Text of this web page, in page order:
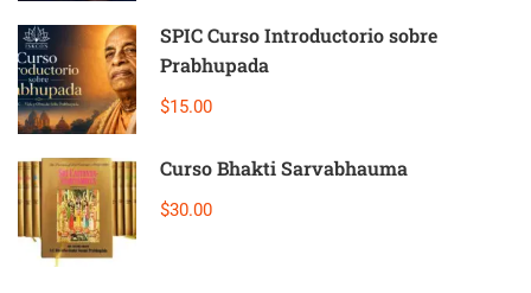
SPIC Curso Introductorio sobre
Prabhupada
$15.00
Curso Bhakti Sarvabhauma
$30.00